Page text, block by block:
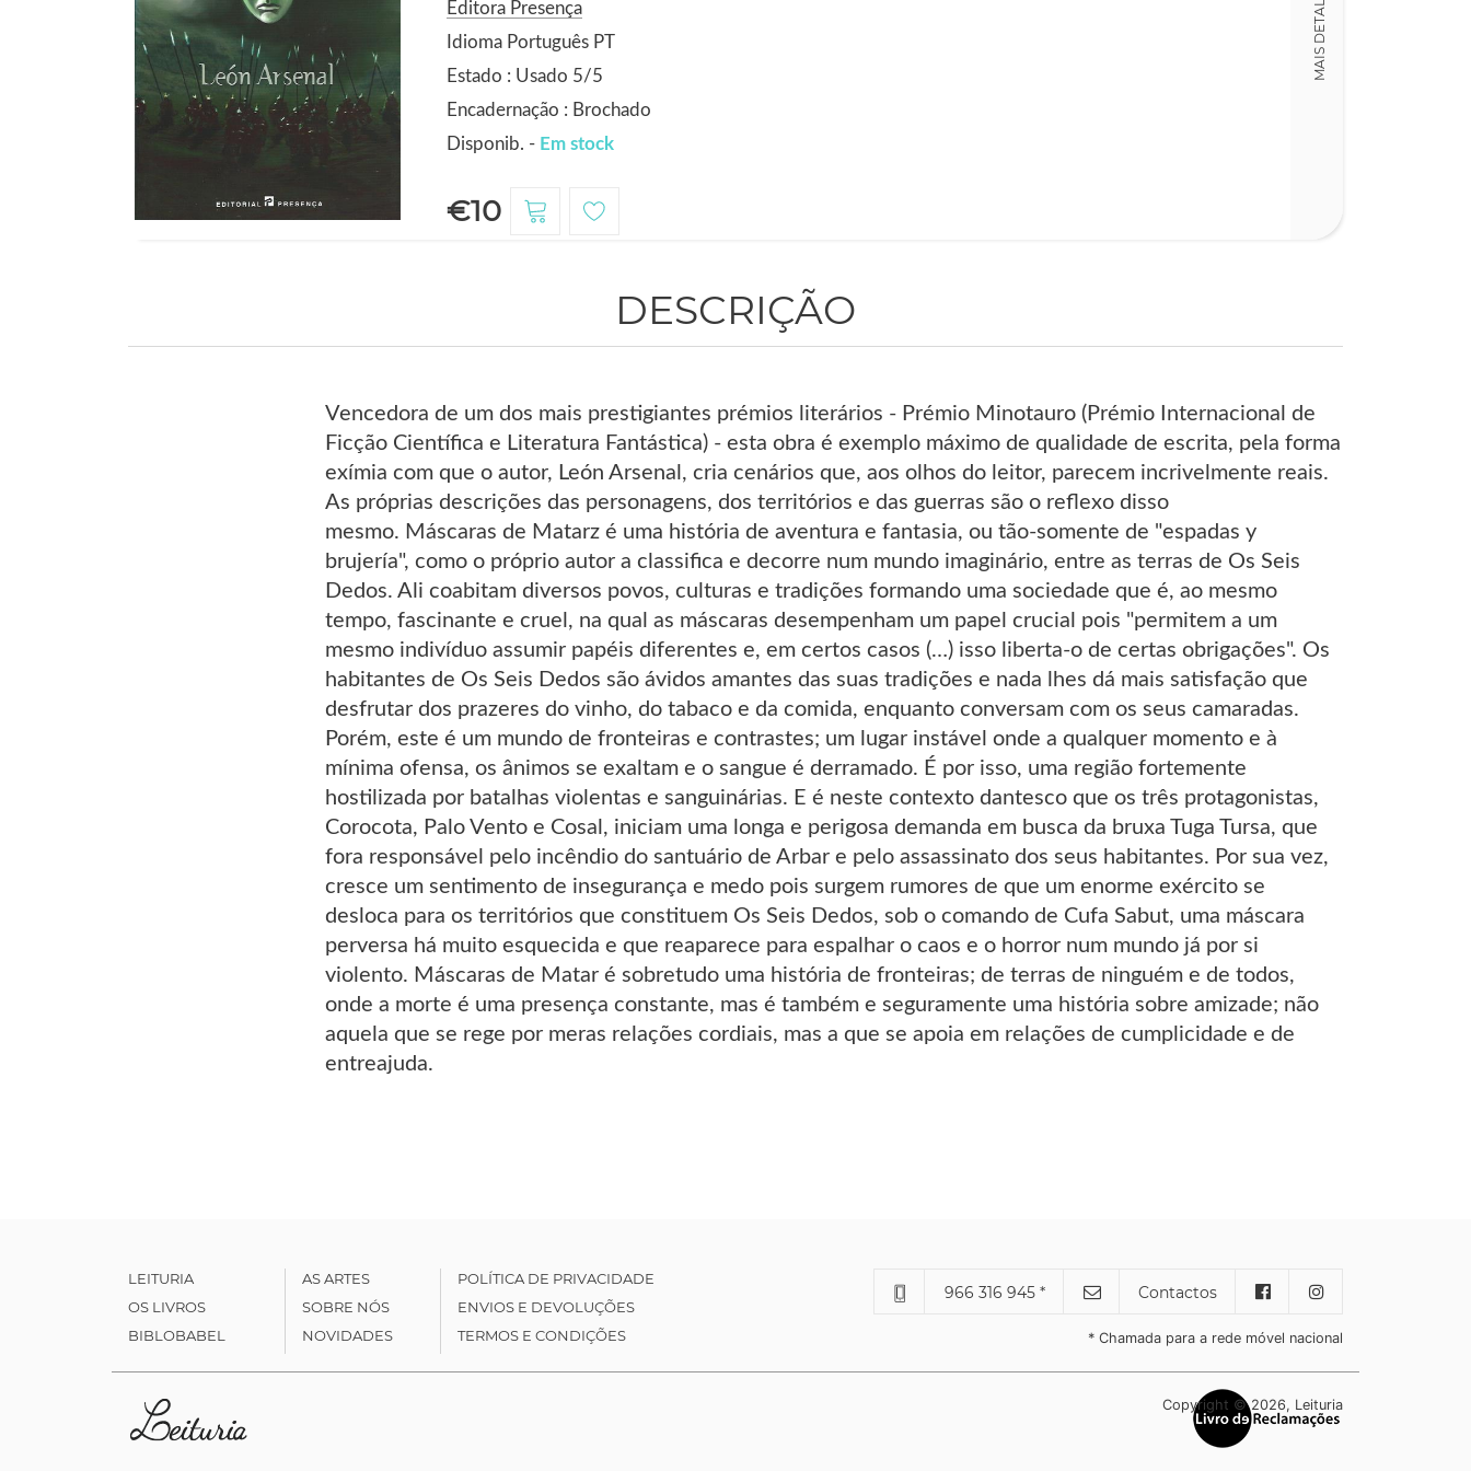
Editora Presença
Idioma Português PT
Estado : Usado 5/5
Encadernação : Brochado
Disponib. - Em stock
€10
MAIS DETALHES
DESCRIÇÃO
Vencedora de um dos mais prestigiantes prémios literários - Prémio Minotauro (Prémio Internacional de
Ficção Científica e Literatura Fantástica) - esta obra é exemplo máximo de qualidade de escrita, pela forma
exímia com que o autor, León Arsenal, cria cenários que, aos olhos do leitor, parecem incrivelmente reais.
As próprias descrições das personagens, dos territórios e das guerras são o reflexo disso
mesmo. Máscaras de Matarz é uma história de aventura e fantasia, ou tão-somente de "espadas y
brujería", como o próprio autor a classifica e decorre num mundo imaginário, entre as terras de Os Seis
Dedos. Ali coabitam diversos povos, culturas e tradições formando uma sociedade que é, ao mesmo
tempo, fascinante e cruel, na qual as máscaras desempenham um papel crucial pois "permitem a um
mesmo indivíduo assumir papéis diferentes e, em certos casos (…) isso liberta-o de certas obrigações". Os
habitantes de Os Seis Dedos são ávidos amantes das suas tradições e nada lhes dá mais satisfação que
desfrutar dos prazeres do vinho, do tabaco e da comida, enquanto conversam com os seus camaradas.
Porém, este é um mundo de fronteiras e contrastes; um lugar instável onde a qualquer momento e à
mínima ofensa, os ânimos se exaltam e o sangue é derramado. É por isso, uma região fortemente
hostilizada por batalhas violentas e sanguinárias. E é neste contexto dantesco que os três protagonistas,
Corocota, Palo Vento e Cosal, iniciam uma longa e perigosa demanda em busca da bruxa Tuga Tursa, que
fora responsável pelo incêndio do santuário de Arbar e pelo assassinato dos seus habitantes. Por sua vez,
cresce um sentimento de insegurança e medo pois surgem rumores de que um enorme exército se
desloca para os territórios que constituem Os Seis Dedos, sob o comando de Cufa Sabut, uma máscara
perversa há muito esquecida e que reaparece para espalhar o caos e o horror num mundo já por si
violento. Máscaras de Matar é sobretudo uma história de fronteiras; de terras de ninguém e de todos,
onde a morte é uma presença constante, mas é também e seguramente uma história sobre amizade; não
aquela que se rege por meras relações cordiais, mas a que se apoia em relações de cumplicidade e de
entreajuda.
LEITURIA
OS LIVROS
BIBLOBABEL
AS ARTES
SOBRE NÓS
NOVIDADES
POLÍTICA DE PRIVACIDADE
ENVIOS E DEVOLUÇÕES
TERMOS E CONDIÇÕES
966 316 945 * Contactos
* Chamada para a rede móvel nacional
Copyright © 2026, Leituria